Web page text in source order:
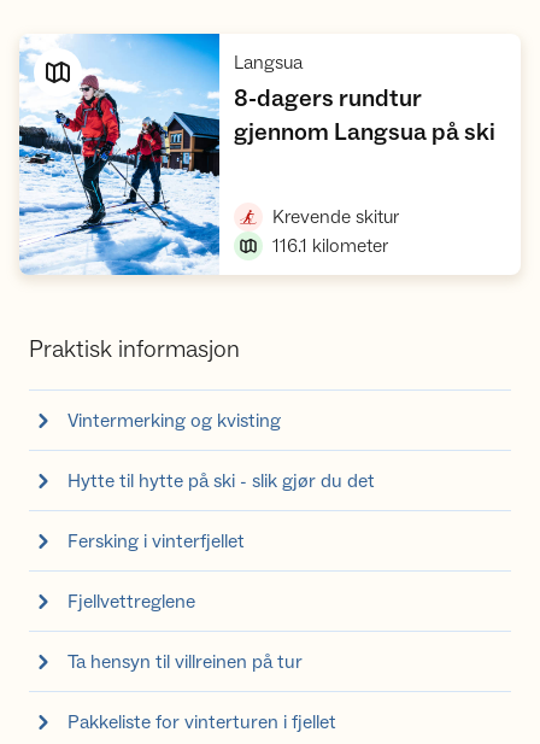
Langsua,
8-dagers rundtur
gjennom Langsua på ski
Krevende skitur,
116.1 kilometer
Praktisk informasjon
Vintermerking og kvisting
Hytte til hytte på ski - slik gjør du det
Fersking i vinterfjellet
Fjellvettreglene
Ta hensyn til villreinen på tur
Pakkeliste for vinterturen i fjellet